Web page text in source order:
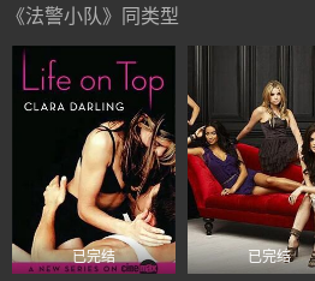
《法警小队》同类型
已完结 已完结